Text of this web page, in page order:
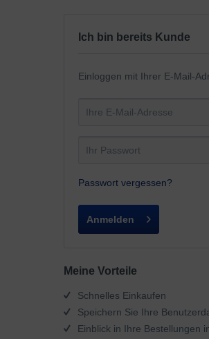
Ich bin bereits Kunde
Einloggen mit Ihrer E-Mail-
Passwort vergessen?
Anmelden
Meine Vorteile
Schnelles Einkaufen
Speichern Sie Ihre
Einblick in Ihre Bestellungen